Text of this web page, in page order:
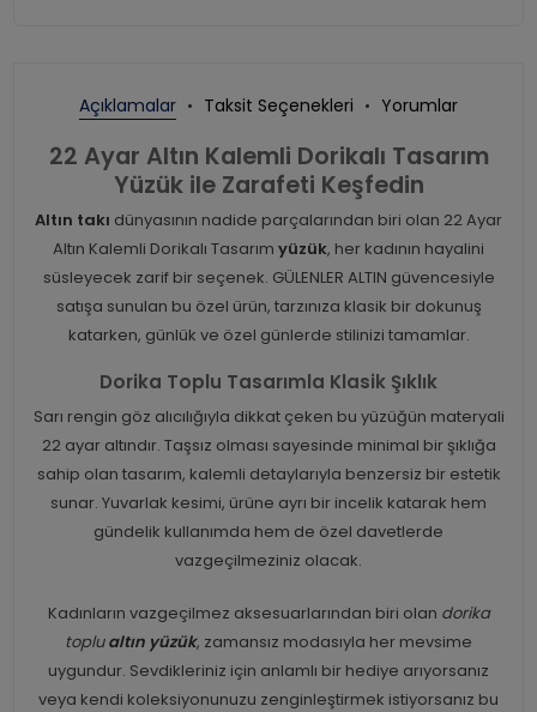
Açıklamalar Taksit Seçenekleri Yorumlar
22 Ayar Altın Kalemli Dorikalı Tasarım
Yüzük ile Zarafeti Keşfedin
Altın takı dünyasının nadide parçalarından biri olan 22 Ayar
Altın Kalemli Dorikalı Tasarım yüzük, her kadının hayalini
süsleyecek zarif bir seçenek. GÜLENLER ALTIN güvencesiyle
satışa sunulan bu özel ürün, tarzınıza klasik bir dokunuş
katarken, günlük ve özel günlerde stilinizi tamamlar.
Dorika Toplu Tasarımla Klasik Şıklık
Sarı rengin göz alıcılığıyla dikkat çeken bu yüzüğün materyali
22 ayar altındır. Taşsız olması sayesinde minimal bir şıklığa
sahip olan tasarım, kalemli detaylarıyla benzersiz bir estetik
sunar. Yuvarlak kesimi, ürüne ayrı bir incelik katarak hem
gündelik kullanımda hem de özel davetlerde
vazgeçilmeziniz olacak.
Kadınların vazgeçilmez aksesuarlarından biri olan dorika
toplualtın yüzük, zamansız modasıyla her mevsime
uygundur. Sevdikleriniz için anlamlı bir hediye arıyorsanız
veya kendi koleksiyonunuzu zenginleştirmek istiyorsanız bu